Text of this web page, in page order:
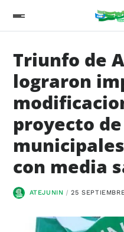
Triunfo de
lograron
proyecto
con media
ATEJUNIN 25